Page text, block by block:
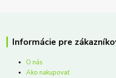
Informácie pre
O nás
Ako nakupovať